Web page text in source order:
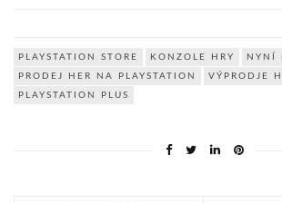
PLAYSTATION STORE KONZOLE HRY NYNÍ
PRODEJ HER NA PLAYSTATION VÝPRODJE
PLAYSTATION PLUS